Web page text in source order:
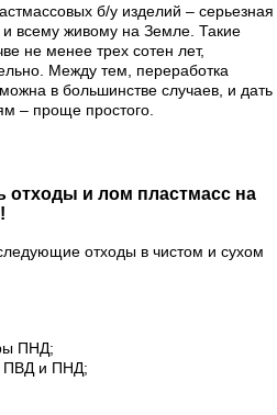
б/у изделий – серьезная
и всему живому на Земле. Такие
не менее трех сотен лет,
Между тем, переработка
в большинстве случаев, и дать
– проще простого.
отходы и лом пластмасс на
отходы в чистом и сухом
ПНД;
ПВД и ПНД;